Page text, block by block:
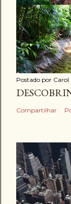
Postado por Carol
Compartilhar